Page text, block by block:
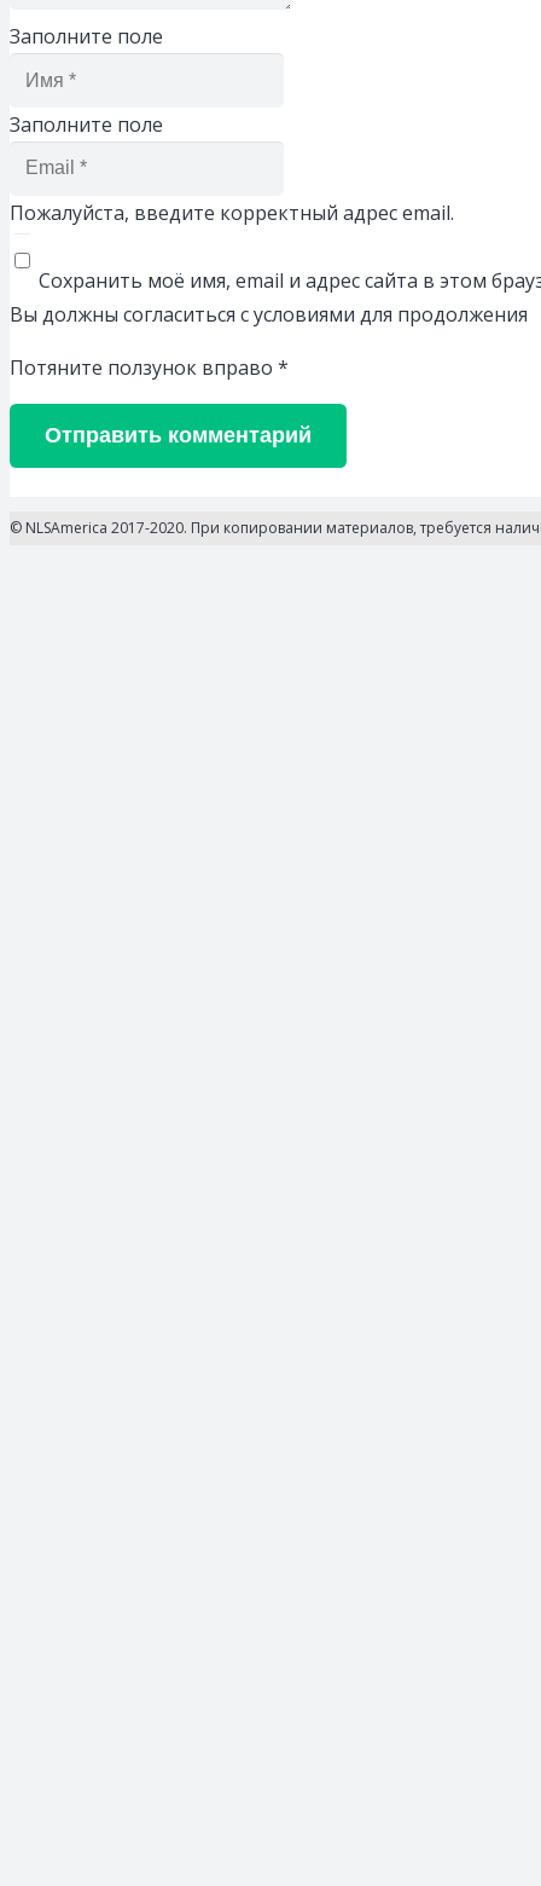
Заполните поле
Заполните поле
Пожалуйста, введите корректный адрес email.
Сохранить моё имя, email и адрес сайта в этом
Вы должны согласиться с условиями для продолжения
Потяните ползунок вправо *
Отправить комментарий
© NLSAmerica 2017-2020. При копировании материалов, требуется